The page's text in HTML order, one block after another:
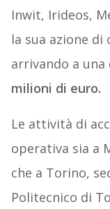
Inwit, Irideos,
la sua azione
arrivando a una
milioni di euro.
Le attività di
operativa sia a
che a Torino,
Politecnico di